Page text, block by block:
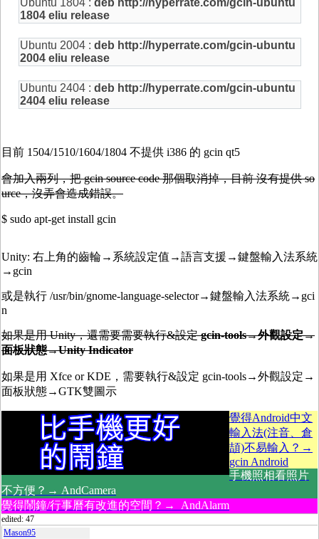
Ubuntu 1804 : deb http://hyperrate.com/gcin-ubuntu
1804 eliu release
Ubuntu 2004 : deb http://hyperrate.com/gcin-ubuntu
2004 eliu release
Ubuntu 2404 : deb http://hyperrate.com/gcin-ubuntu
2404 eliu release
目前 1504/1510/1604/1804 不提供 i386 的 gcin qt5
會加入兩列，把 gcin source code 那個取消掉，目前 沒有提供 so
urce，沒弄會造成錯誤。
$ sudo apt-get install gcin
Unity: 右上角的齒輪→系統設定值→語言支援→鍵盤輸入法系統
→gcin
或是執行 /usr/bin/gnome-language-selector→鍵盤輸入法系統→gci
n
如果是用 Unity，還需要需要執行&設定gcin-tools→外觀設定→
面板狀態→Unity Indicator
如果是用 Xfce or KDE，需要執行&設定 gcin-tools→外觀設定→
面板狀態→GTK雙圖示
覺得Android中文
輸入法(注音、倉
頡)不易輸入？→
gcin Android
手機照相看照片
不方便？→ AndCamera
覺得鬧鐘/行事曆有改進的空間？→ AndAlarm
edited: 47
Mason95